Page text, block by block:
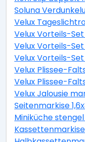
Soluna
Velux
Velux Vorteils-
Velux Vorteils-
Velux Vorteils-
Velux Plissee-
Velux Plissee-
Velux Jalousie
Seitenmarkise
Miniküche